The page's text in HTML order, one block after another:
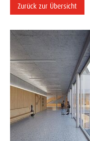
Zurück zur Übersicht